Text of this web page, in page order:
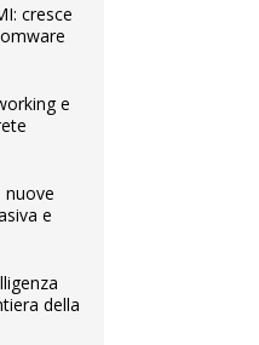
cresce
e
nuove
e
della